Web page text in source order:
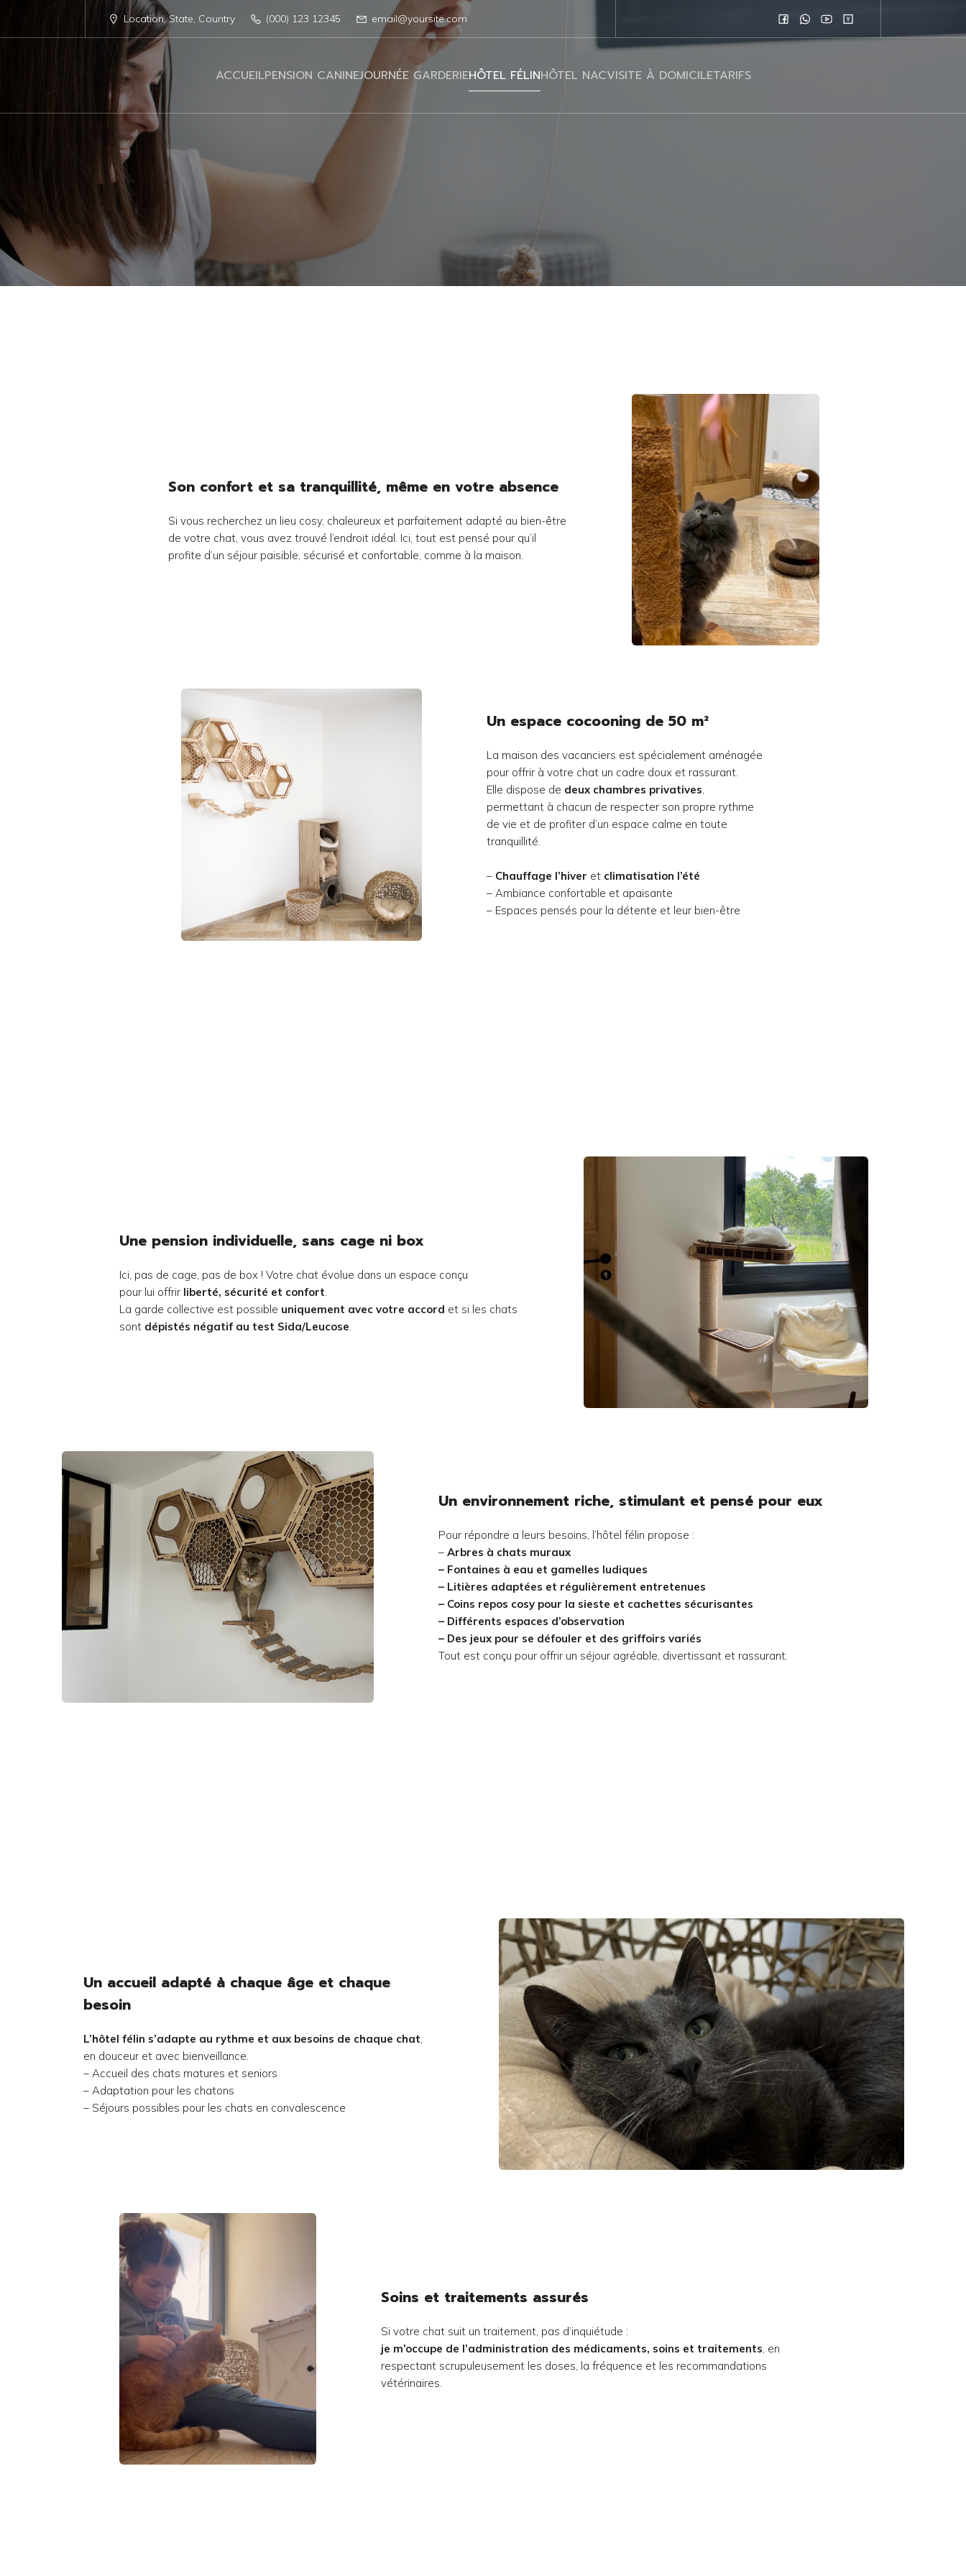
Location, State, Country (000) 123 12345 email@yoursite.com
ACCUEILPENSION CANINEJOURNÉE GARDERIEHÔTEL FÉLINHÔTEL NACVISITE À DOMICILETARIFS
Son confort et sa tranquillité, même en votre absence
Si vous recherchez un lieu cosy, chaleureux et parfaitement adapté au bien-être
de votre chat, vous avez trouvé l’endroit idéal. Ici, tout est pensé pour qu’il
profite d’un séjour paisible, sécurisé et confortable, comme à la maison.
Un espace cocooning de 50 m²
La maison des vacanciers est spécialement aménagée
pour offrir à votre chat un cadre doux et rassurant.
Elle dispose de deux chambres privatives,
permettant à chacun de respecter son propre rythme
de vie et de profiter d’un espace calme en toute
tranquillité.
– Chauffage l’hiver et climatisation l’été
– Ambiance confortable et apaisante
– Espaces pensés pour la détente et leur bien-être
Une pension individuelle, sans cage ni box
Ici, pas de cage, pas de box ! Votre chat évolue dans un espace conçu
pour lui offrir liberté, sécurité et confort
La garde collective est possible uniquement avec votre accord et si les chats
sont dépistés négatif au test Sida/Leucose
Un environnement riche, stimulant et pensé pour eux
Pour répondre a leurs besoins, l’hôtel félin propose :
– Arbres à chats muraux
– Fontaines à eau et gamelles ludiques
– Litières adaptées et régulièrement entretenues
– Coins repos cosy pour la sieste et cachettes sécurisantes
– Différents espaces d’observation
– Des jeux pour se défouler et des griffoirs variés
Tout est conçu pour offrir un séjour agréable, divertissant et rassurant.
Un accueil adapté à chaque âge et chaque
besoin
L’hôtel félin s’adapte au rythme et aux besoins de chaque chat,
en douceur et avec bienveillance.
– Accueil des chats matures et seniors
– Adaptation pour les chatons
– Séjours possibles pour les chats en convalescence
Soins et traitements assurés
Si votre chat suit un traitement, pas d’inquiétude :
je m’occupe de l’administration des médicaments, soins et traitements , en
respectant scrupuleusement les doses, la fréquence et les recommandations
vétérinaires.